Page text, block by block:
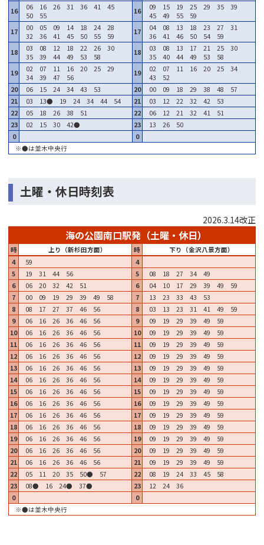
16
06 16 26 31 36 41 45
50 55
16
09 15 19 25 29 35 39
45 49 55 59
17
00 05 09 14 18 24 28
32 36 41 45 50 55 59
17
04 08 13 18 23 27 31
36 41 46 50 54 59
18
03 08 12 18 22 26 30
35 39 44 49 53 58
18
03 08 13 17 21 25 30
35 40 44 49 53 58
19
02 07 11 16 20 25 29
34 39 47 56
19
02 07 11 16 20 25 34
43 52
20
06 15 24 34 43 53 20
00 09 18 29 38 48 57
21
03 13● 19 24 34 44 54 21
03 12 22 32 42 53
22
05 18 26 38 51 22
06 12 21 32 41 51
23
02 15 30 42● 23
13 26 50
0
0
※●は並木中央行
土曜・休日時刻表
2026.3.14改正
海の公園南口駅発（土曜・休日）
時 上り（新杉田方面） 時
下り（金沢八景方面）
4
59
4
5
19 31 44 56 5
08 18 27 34 49
6
06 20 32 42 51 6
04 10 17 29 39 49 59
7
00 09 19 29 39 49 58 7
13 23 33 43 53
8
08 17 27 37 46 56 8
03 13 23 31 41 49 59
9
06 16 26 36 46 56 9
09 19 29 39 49 59
10
06 16 26 36 46 56 10
09 19 29 39 49 59
11
06 16 26 36 46 56 11
09 19 29 39 49 59
12
06 16 26 36 46 56 12
09 19 29 39 49 59
13
06 16 26 36 46 56 13
09 19 29 39 49 59
14
06 16 26 36 46 56 14
09 19 29 39 49 59
15
06 16 26 36 46 56 15
09 19 29 39 49 59
16
06 16 26 36 46 56 16
09 19 29 39 49 59
17
06 16 26 36 46 56 17
09 19 29 39 49 59
18
06 16 26 36 46 56 18
09 19 29 39 49 59
19
06 16 26 36 46 56 19
09 19 29 39 49 59
20
06 16 26 36 46 56 20
09 19 29 39 49 59
21
06 16 26 36 46 56 21
09 19 29 39 49 59
22
05 11 20 35 50● 57 22
08 19 24 33 45 58
23
08● 16 24● 37● 23
12 24 36
0
0
※●は並木中央行